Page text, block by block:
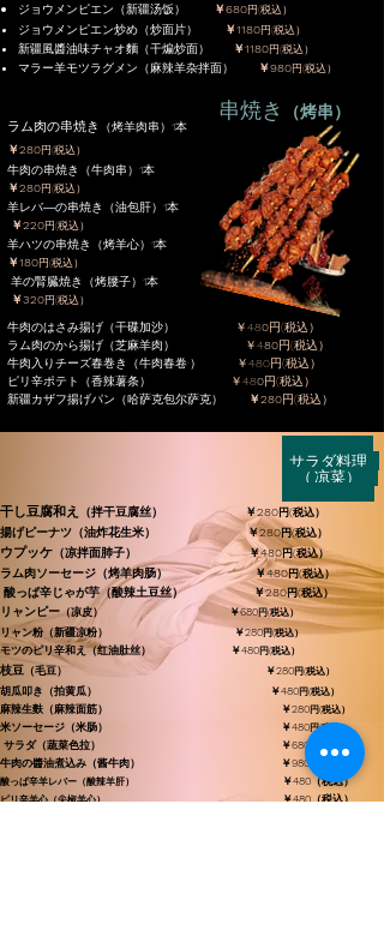
ジョウメンピエン（新疆汤饭） ￥680円(税込）
ジョウメンピエン炒め（炒面片） ￥1180円(税込）
新疆風醬油味チャオ麵（干煸炒面） ￥1180円(税込）
マラー羊モツラグメン（麻辣羊杂拌面） ￥980円(税込）
​ラム肉の串焼き
（烤羊肉串）1本
￥280円(税込）
牛肉の串焼き（牛肉串）1本
￥280円(税込）
羊レバ―の串焼き（油包肝）1本
￥220円(税込）
羊ハツの串焼き（烤羊心）1本
￥180円(税込）
羊の腎臓焼き（烤腰子）1本
￥320円(税込）
​串焼き （烤串）
​牛肉のはさみ揚げ（干碟加沙） ￥480円(税込）
ラム肉のから揚げ（芝麻羊肉）
￥480円(税込）
牛肉入りチーズ春巻き（牛肉春卷·）
￥480円(税込）
ピリ辛ポテト（香辣薯条）
￥480円(税込）
​新疆カザフ揚げパン（哈萨克包尔萨克）
￥280円(税込）
​ウプッケ （凉拌面肺子） ￥480円(税込）
ラム肉ソーセージ（烤羊肉肠） ￥480円(税込）
酸っぱ辛じゃが芋（酸辣土豆丝） ￥280円(税込）
​干し豆腐和え （拌干豆腐丝） ￥280 円(税込）
揚げピーナツ（油炸花生米） ￥280 円(税込）
​リャンピー （凉皮） ￥680円(税込）
リャン粉（新疆凉粉） ￥280円(税込）
モツのピリ辛和え（红油肚丝） ￥480円(税込）
​枝豆 （毛豆） ￥280円(税込）
胡瓜叩き（拍黄瓜） ￥480円(税込）
麻辣生麩（麻辣面筋） ￥280円(税込）
米ソーセージ（米肠） ￥480円(税込）
サラダ（蔬菜色拉） ￥680
牛肉の醬油煮込み（酱牛肉） ￥980
酸っぱ辛羊レバー（​酸辣羊肝）
￥480（税込）
ピリ辛羊心（​尖椒羊心） ￥480（税込）
​ サラダ料理
（ 凉菜）